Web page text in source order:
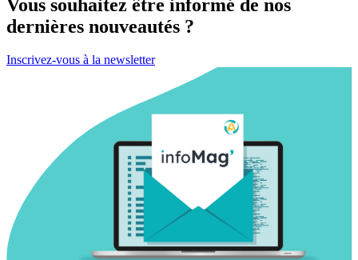
Vous souhaitez être informé de nos
dernières nouveautés ?
Inscrivez-vous à la newsletter